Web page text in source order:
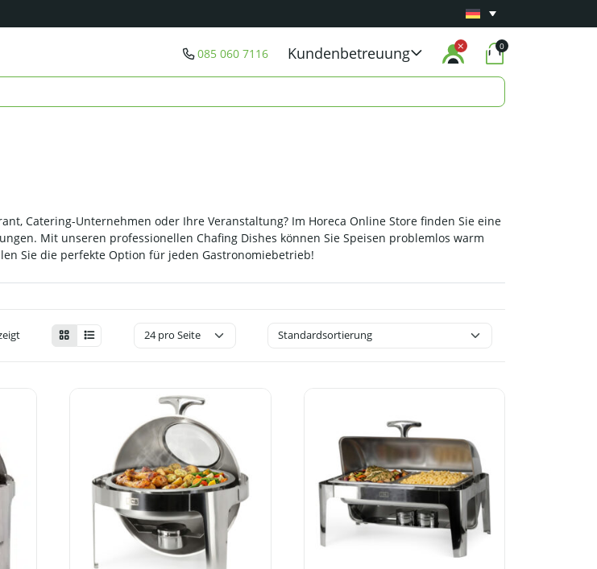
Carry-in-Garantie
085 060 7116 Kundenbetreuung 0
Catering-Unternehmen oder Ihre Veranstaltung? Im Horeca Online Store finden Sie eine
Mit unseren professionellen Chafing Dishes können Sie Speisen problemlos warm
Sie die perfekte Option für jeden Gastronomiebetrieb!